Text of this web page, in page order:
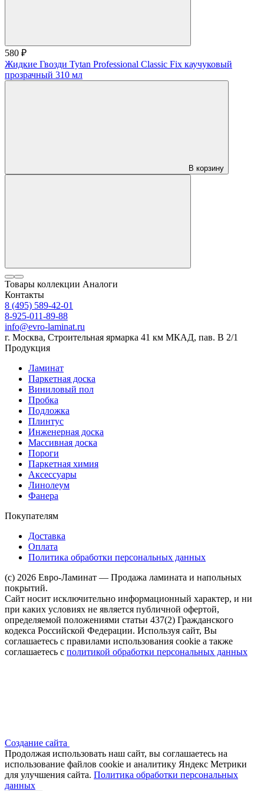
580 ₽
Жидкие Гвозди Tytan Professional Classic Fix каучуковый
прозрачный 310 мл
В корзину
Товары коллекции Аналоги
Контакты
8 (495) 589-42-01
8-925-011-89-88
info@evro-laminat.ru
г. Москва, Строительная ярмарка 41 км МКАД, пав. В 2/1
Продукция
Ламинат
Паркетная доска
Виниловый пол
Пробка
Подложка
Плинтус
Инженерная доска
Массивная доска
Пороги
Паркетная химия
Аксессуары
Линолеум
Фанера
Покупателям
Доставка
Оплата
Политика обработки персональных данных
(c) 2026 Евро-Ламинат — Продажа ламината и напольных
покрытий.
Сайт носит исключительно информационный характер, и ни
при каких условиях не является публичной офертой,
определяемой положениями статьи 437(2) Гражданского
кодекса Российской Федерации. Используя сайт, Вы
соглашаетесь с правилами использования cookie а также
соглашаетесь с политикой обработки персональных данных
Создание сайта
Продолжая использовать наш сайт, вы соглашаетесь на
использование файлов сооkіе и аналитику Яндекс Метрики
для улучшения сайта. Политика обработки персональных
данных